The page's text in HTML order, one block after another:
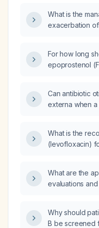
What is the
exacerbation
For how long
epoprostenol
Can antibiotic
externa when a
What is the
(levofloxacin)
What are the
evaluations
Why should
B be screened